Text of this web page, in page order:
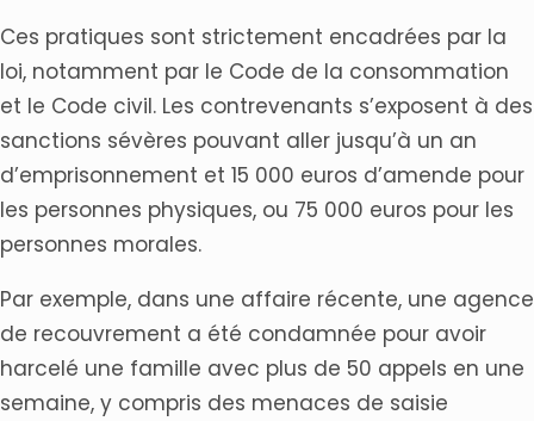
Ces pratiques sont strictement encadrées par la
loi, notamment par le Code de la consommation
et le Code civil. Les contrevenants s’exposent à des
sanctions sévères pouvant aller jusqu’à un an
d’emprisonnement et 15 000 euros d’amende pour
les personnes physiques, ou 75 000 euros pour les
personnes morales.
Par exemple, dans une affaire récente, une agence
de recouvrement a été condamnée pour avoir
harcelé une famille avec plus de 50 appels en une
semaine, y compris des menaces de saisie